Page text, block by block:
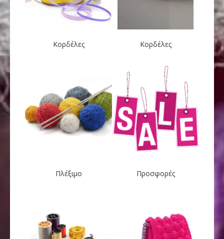
Κορδέλες Κορδέλες
Πλέξιμο Προσφορές